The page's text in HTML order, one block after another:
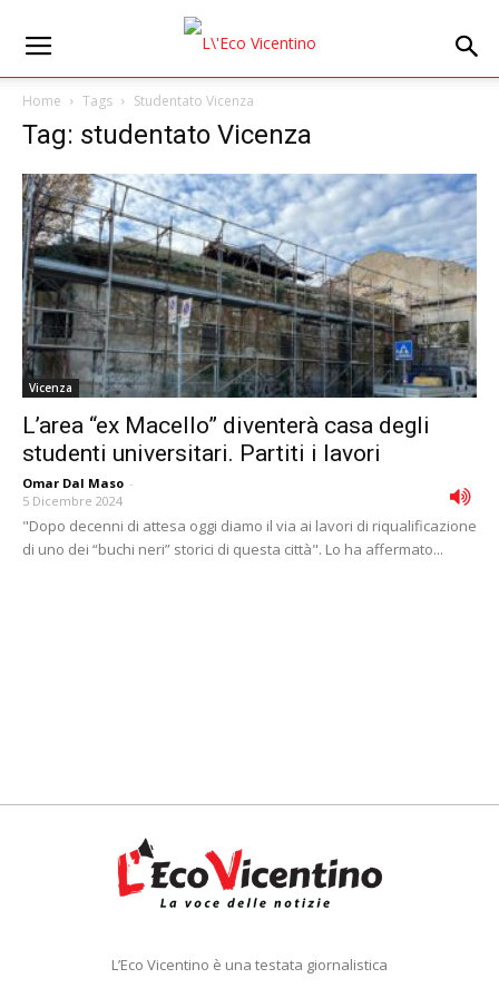
Home Tags Studentato Vicenza
Tag: studentato Vicenza
Vicenza
L’area “ex Macello” diventerà casa degli
studenti universitari. Partiti i lavori
Omar Dal Maso -
5 Dicembre 2024
"Dopo decenni di attesa oggi diamo il via ai lavori di riqualificazione
di uno dei “buchi neri” storici di questa città". Lo ha affermato...
L’Eco Vicentino è una testata giornalistica